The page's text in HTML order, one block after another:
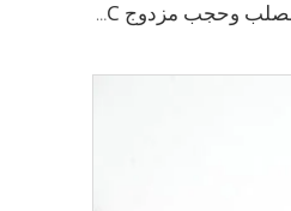
كابل متماثل مرنة مع عزل PE الصلب وحجب مزدوج PVC كابل RG214 متماثل